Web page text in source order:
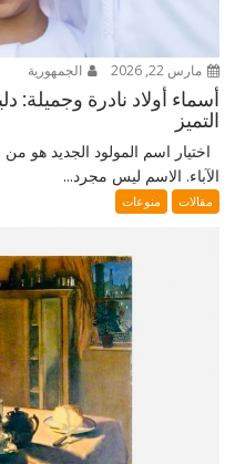
مارس 22, 2026 الجمهورية
أسماء أولاد نادرة وجميلة:
التميز
اختيار اسم المولود الجديد هو
الآباء. الاسم ليس مجرد...
مقالات منوعات